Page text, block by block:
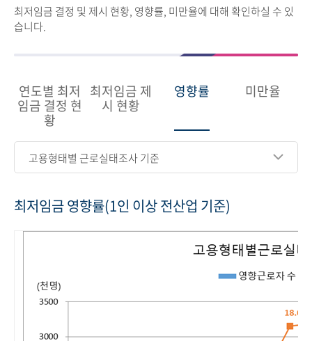
최저임금 결정 및 제시 현황, 영향률, 미만율에 대해 확인하실 수 있
습니다.
연도별 최저
임금 결정 현
황
최저임금 제
시 현황
영향률 미만율
고용형태별 근로실태조사 기준
최저임금 영향률(1인 이상 전산업 기준)